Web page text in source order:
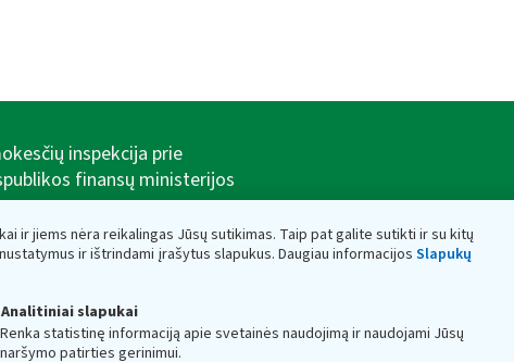
ir jiems nėra reikalingas Jūsų sutikimas. Taip pat galite sutikti ir su kitų
ir ištrindami įrašytus slapukus. Daugiau informacijos Slapukų
Analitiniai slapukai
Renka statistinę informaciją apie svetainės naudojimą ir naudojami Jūsų
naršymo patirties gerinimui.
inspekcija prie
finansų ministerijos
osios g. 14, 01107 Vilnius, Lietuva,
, E. pristatymo dėžutės adresas
finansų ministerijos kaupiami ir
asmenų registre